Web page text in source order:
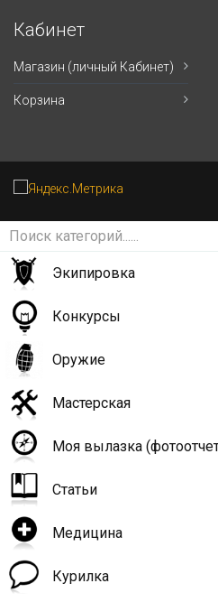
Кабинет
Магазин (личный Кабинет)
Корзина
Экипировка
Конкурсы
Оружие
Мастерская
Моя вылазка
Статьи
Медицина
Курилка